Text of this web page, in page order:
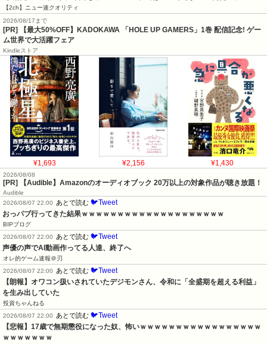
【2ch】ニュー速クオリティ
2026/08/17まで
[PR] 【最大50%OFF】KADOKAWA 「HOLE UP GAMERS」1巻 配信記念! ゲー
ム世界で大活躍フェア
Kindleストア
¥1,693 ¥2,156 ¥1,430
2026/08/08
[PR] 【Audible】Amazonのオーディオブック 20万以上の対象作品が聴き放題！
Audible
2026/08/07 22:00
あとで読む 🐦Tweet
おっパブ行ってきた結果ｗｗｗｗｗｗｗｗｗｗｗｗｗｗｗｗｗｗｗｗ
BIPブログ
2026/08/07 22:00
あとで読む 🐦Tweet
声優の声でAI動画作ってる人達、終了へ
オレ的ゲーム速報＠刃
2026/08/07 22:00
あとで読む 🐦Tweet
【朗報】オワコン扱いされていたデジモンさん、令和に「全盛期を超える利益」
を生み出していた
投資ちゃんねる
2026/08/07 22:00
あとで読む 🐦Tweet
【悲報】17歳で無期懲役になった奴、怖いｗｗｗｗｗｗｗｗｗｗｗｗｗｗｗｗｗ
ｗｗｗｗｗｗｗ